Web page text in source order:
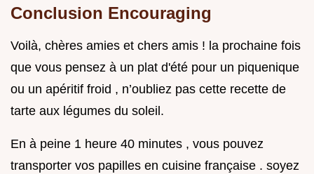
Conclusion Encouraging
Voilà, chères amies et chers amis ! la prochaine fois
que vous pensez à un plat d'été pour un piquenique
ou un apéritif froid , n’oubliez pas cette recette de
tarte aux légumes du soleil.
En à peine 1 heure 40 minutes , vous pouvez
transporter vos papilles en cuisine française . soyez